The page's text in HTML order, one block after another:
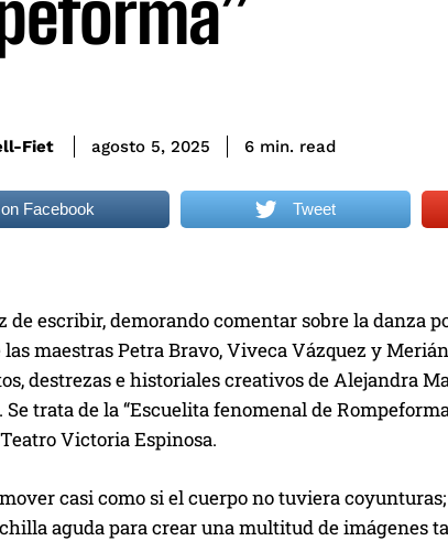
Fiet agosto 5, 2025 6 min. read
Facebook Tweet
de escribir, demorando comentar sobre la danza
maestras Petra Bravo, Viveca Vázquez y
destrezas e historiales creativos de Alejandra
trata de la “Escuelita fenomenal de
Victoria Espinosa.
mover casi como si el cuerpo no tuviera
aguda para crear una multitud de imágenes